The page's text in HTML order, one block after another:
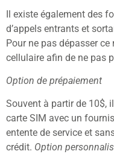
Il existe également des
d’appels entrants et
Pour ne pas dépasser
cellulaire afin de ne pas
Option de prépaiement
Souvent à partir de 10$,
carte SIM avec un
entente de service et
crédit. Option